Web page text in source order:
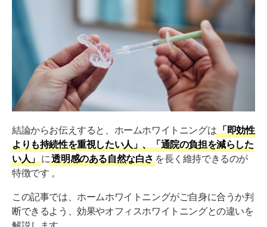
オフィスホワイトニングが向いている人
自分にぴったりの方法を知りたい方は
ホームホワイトニングの正しいやり方を7ステップ
で解説
正しい手順【7ステップ】
適切なジェルの量と入れすぎの注意点
装着したまま寝てしまったら影響はある？
ホームホワイトニングの注意点と対処法
知覚過敏が起きたらどうする？症状の理由と対処法
ホワイトニング後に食事制限が必要な理由と避けるべき
結論からお伝えすると、ホームホワイトニングは
「即効性
よりも持続性を重視したい人」、「通院の負担を減らした
い人」
に 透明感のある自然な白さ を長く維持できるのが
特徴です 。
この記事では、ホームホワイトニングがご自身に合うか判
断できるよう、効果やオフィスホワイトニングとの違いを